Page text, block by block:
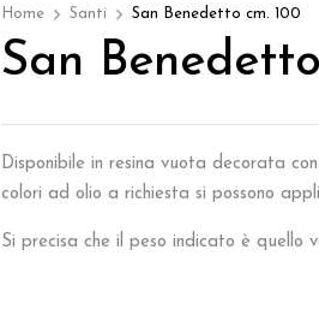
Home Santi San Benedetto cm. 100
San
Disponibile in resina vuota decorata
colori ad olio a richiesta si possono
Si precisa che il peso indicato è quello